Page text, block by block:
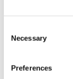
Necessary
Preferences
De digitale
ha en
hvordan man
og tilrettelegge